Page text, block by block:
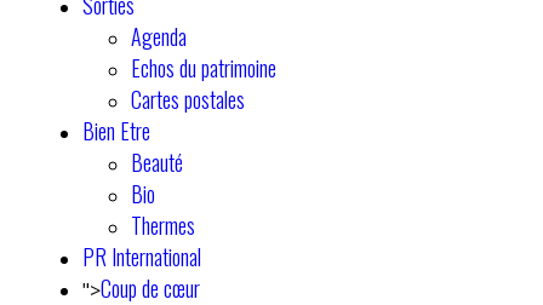
Agenda
Echos du patrimoine
Cartes postales
Bien Etre
Beauté
Bio
Thermes
PR International
">Coup de cœur